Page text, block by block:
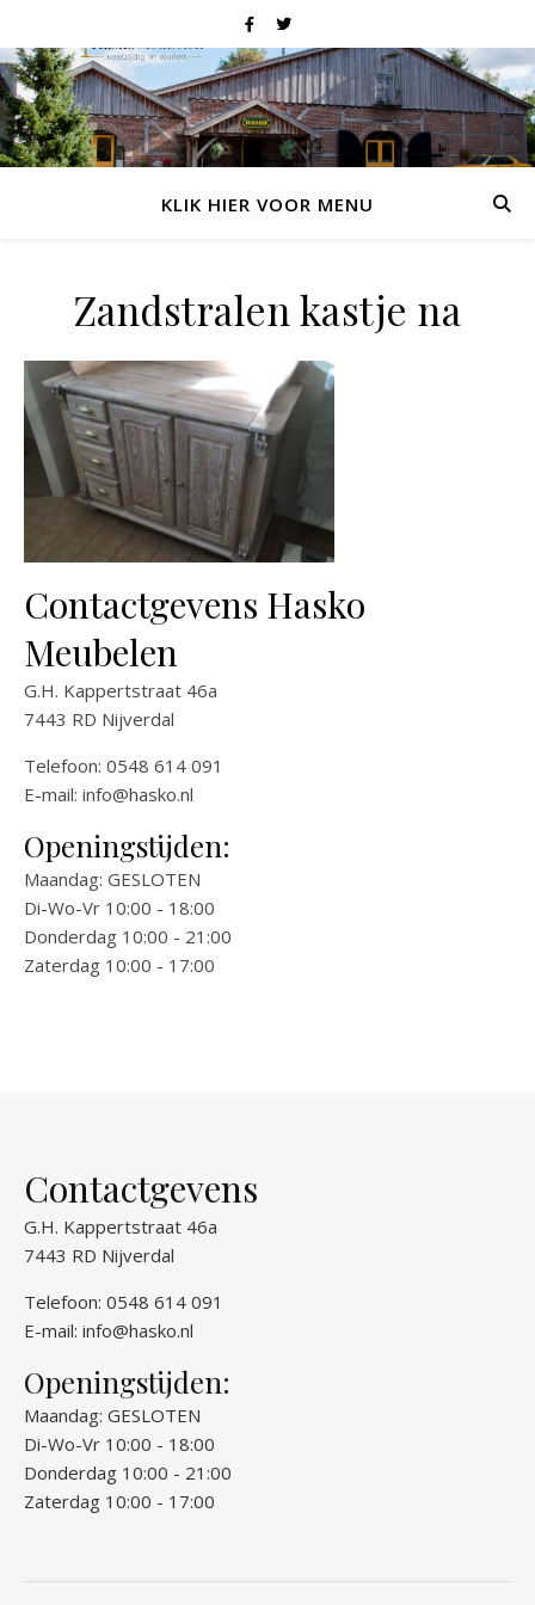
KLIK HIER VOOR MENU
Zandstralen kastje na
Contactgevens Hasko
Meubelen
G.H. Kappertstraat 46a
7443 RD Nijverdal
Telefoon: 0548 614 091
E-mail: info@hasko.nl
Openingstijden:
Maandag: GESLOTEN
Di-Wo-Vr 10:00 - 18:00
Donderdag 10:00 - 21:00
Zaterdag 10:00 - 17:00
Contactgevens
G.H. Kappertstraat 46a
7443 RD Nijverdal
Telefoon: 0548 614 091
E-mail: info@hasko.nl
Openingstijden:
Maandag: GESLOTEN
Di-Wo-Vr 10:00 - 18:00
Donderdag 10:00 - 21:00
Zaterdag 10:00 - 17:00